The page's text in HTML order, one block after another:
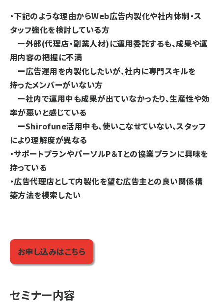
・下記のような理由からWeb広告内製化や社内体制・ス
タッフ強化を検討している方
ー外部(代理店・副業人材)に運用委託するも、成果や運
用内容の把握に不満
ー広告運用を内製化したいが、社内に専門スキルを
持ったメンバーがいない方
ー社内で運用中も成果が出ていなかったり、生産性や効
率が悪いと感じている
ーShirofune活用中も、使いこなせていない、スタッフ
により理解度が異なる
・サポートプランやパーソルP＆Tとの協業プランに興味を
持っている
・広告代理店として内製化を望む広告主との良い関係構
築方法を模索したい
お申し込みはこちら
セミナー内容